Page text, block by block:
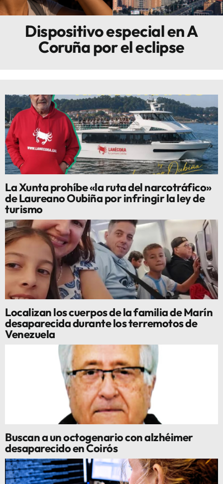
Sostenibilidad
Innova
Dispositivo especial en A
Coruña por el eclipse
La Xunta prohíbe «la ruta del narcotráfico»
de Laureano Oubiña por infringir la ley de
turismo
Localizan los cuerpos de la familia de Marín
desaparecida durante los terremotos de
Venezuela
Buscan a un octogenario con alzhéimer
desaparecido en Coirós